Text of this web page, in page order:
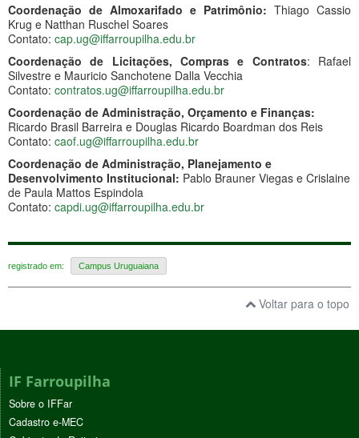
Coordenação de Almoxarifado e Patrimônio: Thiago Cassio
Krug e Natthan Ruschel Soares
Contato: cap.ug@iffarroupilha.edu.br
Coordenação de Licitações, Compras e Contratos: Rafael
Silvestre e Mauricio Sanchotene Dalla Vecchia
Contato: contratos.ug@iffarroupilha.edu.br
Coordenação de Administração, Orçamento e Finanças:
Ricardo Brasil Barreira e Douglas Ricardo Boardman dos Reis
Contato: caof.ug@iffarroupilha.edu.br
Coordenação de Administração, Planejamento e
Desenvolvimento Institucional: Pablo Brauner Viegas e Crislaine
de Paula Mattos Espindola
Contato: capdi.ug@iffarroupilha.edu.br
registrado em: Campus Uruguaiana
Voltar para o topo
IF Farroupilha
Sobre o IFFar
Cadastro e-MEC